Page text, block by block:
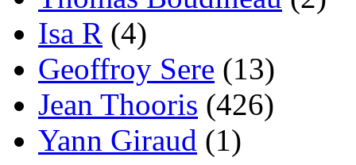
Isa R (4)
Geoffroy Sere (13)
Jean Thooris (426)
Yann Giraud (1)